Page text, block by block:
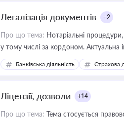
Легалізація документів +2
Про що тема: Нотаріальні
у тому числі за кордоном. Актуальна
ризиків недійсності та
Банківська діяльність Страхова
Ліцензії, дозволи +14
Про що тема: Тема стосується